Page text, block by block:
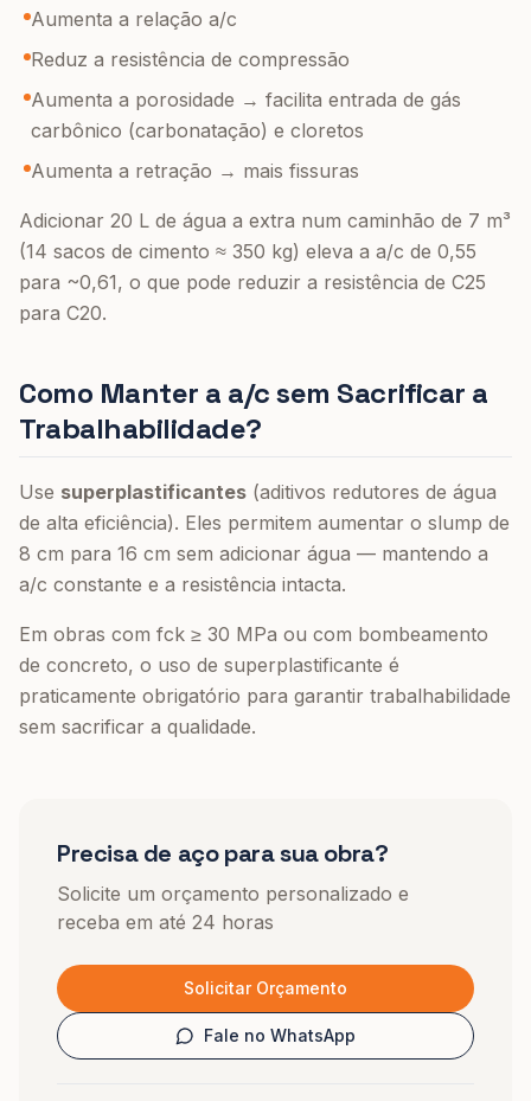
Aumenta a relação a/c
Reduz a resistência de compressão
Aumenta a porosidade → facilita entrada de gás
carbônico (carbonatação) e cloretos
Aumenta a retração → mais fissuras
Adicionar 20 L de água a extra num caminhão de 7 m³
(14 sacos de cimento ≈ 350 kg) eleva a a/c de 0,55
para ~0,61, o que pode reduzir a resistência de C25
para C20.
Como Manter a a/c sem Sacrificar a
Trabalhabilidade?
Use superplastificantes (aditivos redutores de água
de alta eficiência). Eles permitem aumentar o slump de
8 cm para 16 cm sem adicionar água — mantendo a
a/c constante e a resistência intacta.
Em obras com fck ≥ 30 MPa ou com bombeamento
de concreto, o uso de superplastificante é
praticamente obrigatório para garantir trabalhabilidade
sem sacrificar a qualidade.
Precisa de aço para sua obra?
Solicite um orçamento personalizado e
receba em até 24 horas
Solicitar Orçamento
Fale no WhatsApp